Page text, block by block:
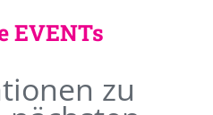
EVENTs
zu